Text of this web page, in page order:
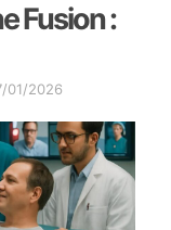
Fusion :
01/2026